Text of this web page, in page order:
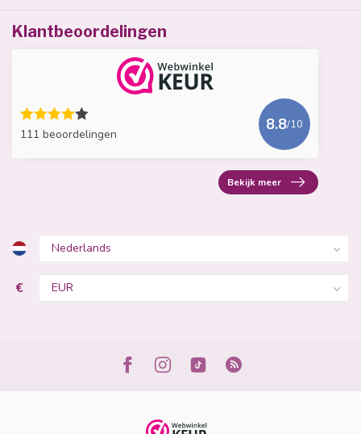
Klantbeoordelingen
111 beoordelingen
8.8/10
Bekijk meer
€